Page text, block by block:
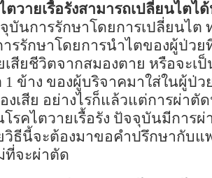
วายเรื้อรังสามารถเปลี่ยนไตไ
บันการรักษาโดยการเปลี่ยนไต
ารรักษาโดยการนำไตของผู้ป่ว
เสียชีวิตจากสมองตาย หรือจะ
1 ข้าง ของผู้บริจาคมาใส่ในผู้ป่ว
งเสีย อย่างไรก็แล้วแต่การผ่า
โรคไตวายเรื้อรัง ปัจจุบันมีการ
วิธีนี้จะต้องมาขอคำปรึกษากับแ
ที่จะผ่าตัด